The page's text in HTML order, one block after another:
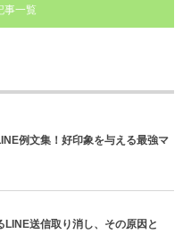
事一覧
例文集！好印象を与える最強マ
LINE送信取り消し、その原因と